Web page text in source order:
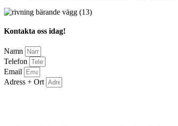
Kontakta oss idag!
Namn
Telefon
Email
Adress + Ort